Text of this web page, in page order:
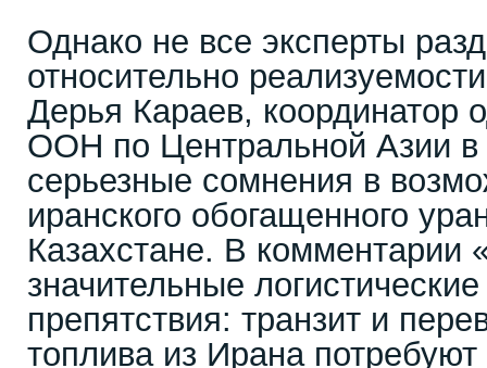
Однако не все эксперты
относительно
Дерья Караев, координатор
ООН по Центральной Азии
серьезные сомнения в
иранского обогащенного
Казахстане. В комментарии
значительные
препятствия: транзит и
топлива из Ирана